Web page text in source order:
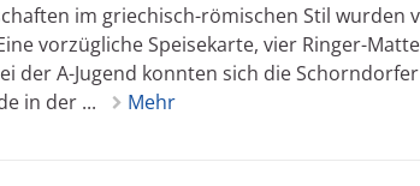
im griechisch-römischen Stil wurden
vorzügliche Speisekarte, vier Ringer-
der A-Jugend konnten sich die
in der ...
Mehr